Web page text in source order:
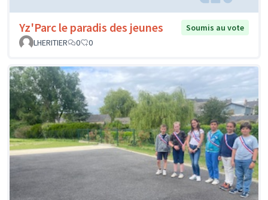
Yz'Parc le paradis des jeunes
Soumis au vote
LHERITIER
0 0